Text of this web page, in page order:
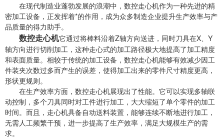
在现代制造业蓬勃发展的浪潮中，数控走心机作为一种先进的精
密加工设备，正发挥着*的作用，成为众多制造企业提升生产效率与产
品质量的得力助手。
数控走心机它通过将棒料沿着Z轴方向送进，同时刀具在X、Y
轴方向进行切削加工，这种走心式的加工路径极大地提高了加工精度
和表面质量。相较于传统的加工设备，数控走心机能够有效减少因工
件装夹次数过多而产生的误差，使得加工出来的零件尺寸精度更高，
形状更规则。
在生产效率方面，数控走心机展现出了性能。它可以实现多轴联
动控制，多个刀具同时对工件进行加工，大大缩短了单个零件的加工
时间。而且，走心机具备自动送料装置，能够连续不断地进行加工，
无需人工频繁干预，进一步提高了生产效率，满足大规模生产的需
求。